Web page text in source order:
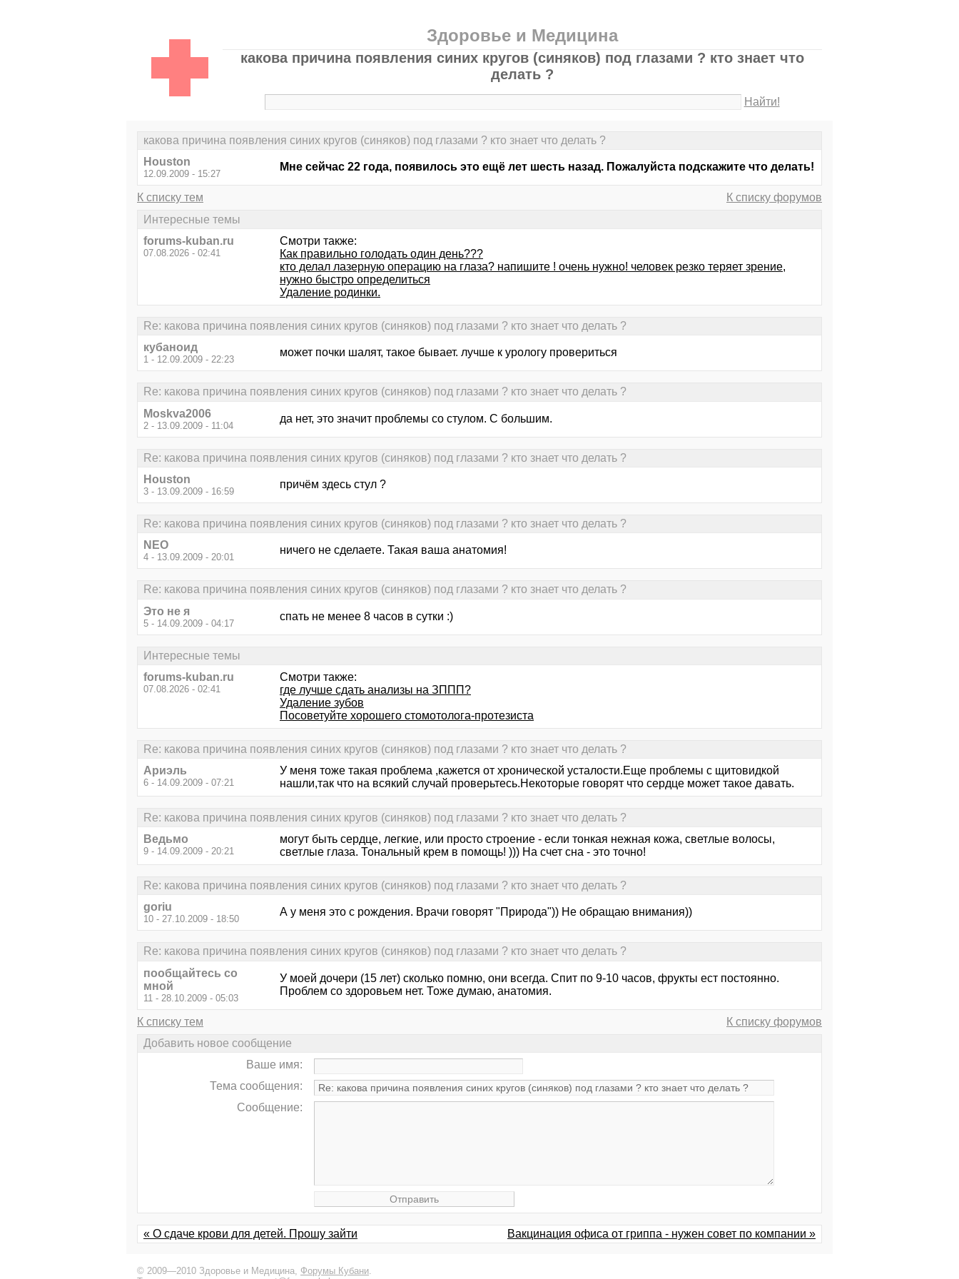
Здоровье и Медицина
какова причина появления синих кругов (синяков) под глазами ? кто знает что
делать ?
Найти!
какова причина появления синих кругов (синяков) под глазами ? кто знает что делать ?
Houston
12.09.2009 - 15:27
Мне сейчас 22 года, появилось это ещё лет шесть назад. Пожалуйста подскажите что делать!
К списку тем
К списку форумов
Интересные темы
forums-kuban.ru
07.08.2026 - 02:41
Смотри также:
Как правильно голодать один день???
кто делал лазерную операцию на глаза? напишите ! очень нужно! человек резко теряет зрение,
нужно быстро определиться
Удаление родинки.
Re: какова причина появления синих кругов (синяков) под глазами ? кто знает что делать ?
кубаноид
1 - 12.09.2009 - 22:23
может почки шалят, такое бывает. лучше к урологу провериться
Re: какова причина появления синих кругов (синяков) под глазами ? кто знает что делать ?
Moskva2006
2 - 13.09.2009 - 11:04
да нет, это значит проблемы со стулом. С большим.
Re: какова причина появления синих кругов (синяков) под глазами ? кто знает что делать ?
Houston
3 - 13.09.2009 - 16:59
причём здесь стул ?
Re: какова причина появления синих кругов (синяков) под глазами ? кто знает что делать ?
NEO
4 - 13.09.2009 - 20:01
ничего не сделаете. Такая ваша анатомия!
Re: какова причина появления синих кругов (синяков) под глазами ? кто знает что делать ?
Это не я
5 - 14.09.2009 - 04:17
спать не менее 8 часов в сутки :)
Интересные темы
forums-kuban.ru
07.08.2026 - 02:41
Смотри также:
где лучше сдать анализы на ЗППП?
Удаление зубов
Посоветуйте хорошего стомотолога-протезиста
Re: какова причина появления синих кругов (синяков) под глазами ? кто знает что делать ?
Ариэль
6 - 14.09.2009 - 07:21
У меня тоже такая проблема ,кажется от хронической усталости.Еще проблемы с щитовидкой
нашли,так что на всякий случай проверьтесь.Некоторые говорят что сердце может такое давать.
Re: какова причина появления синих кругов (синяков) под глазами ? кто знает что делать ?
Ведьмо
9 - 14.09.2009 - 20:21
могут быть сердце, легкие, или просто строение - если тонкая нежная кожа, светлые волосы,
светлые глаза. Тональный крем в помощь! ))) На счет сна - это точно!
Re: какова причина появления синих кругов (синяков) под глазами ? кто знает что делать ?
goriu
10 - 27.10.2009 - 18:50
А у меня это с рождения. Врачи говорят "Природа")) Не обращаю внимания))
Re: какова причина появления синих кругов (синяков) под глазами ? кто знает что делать ?
пообщайтесь со
мной
11 - 28.10.2009 - 05:03
У моей дочери (15 лет) сколько помню, они всегда. Спит по 9-10 часов, фрукты ест постоянно.
Проблем со здоровьем нет. Тоже думаю, анатомия.
К списку тем
К списку форумов
Добавить новое сообщение
Ваше имя:
Тема сообщения:
Сообщение:
« О сдаче крови для детей. Прошу зайти Вакцинация офиса от гриппа - нужен совет по компании »
© 2009—2010 Здоровье и Медицина, Форумы Кубани